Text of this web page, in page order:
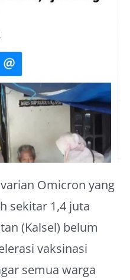
Omicron yang
sekitar 1,4 juta
(Kalsel) belum
vaksinasi
semua warga